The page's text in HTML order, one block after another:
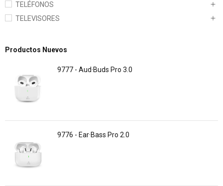
TELÉFONOS
TELEVISORES
Productos Nuevos
9777 - Aud·Buds Pro 3.0
9776 - Ear·Bass Pro 2.0